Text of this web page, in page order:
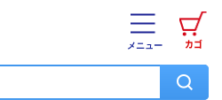
カゴ
メニュー